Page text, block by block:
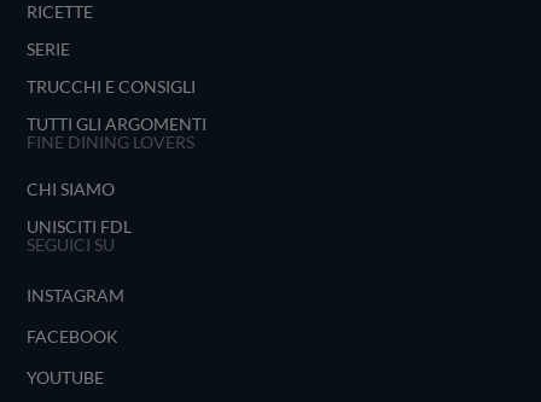
RICETTE
SERIE
TRUCCHI E CONSIGLI
TUTTI GLI ARGOMENTI
FINE DINING LOVERS
CHI SIAMO
UNISCITI FDL
SEGUICI SU
INSTAGRAM
FACEBOOK
YOUTUBE